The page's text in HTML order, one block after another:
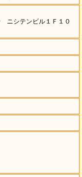
ニシテンビル１Ｆ１０